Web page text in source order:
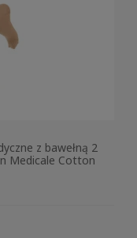
z bawełną 2
Medicale Cotton